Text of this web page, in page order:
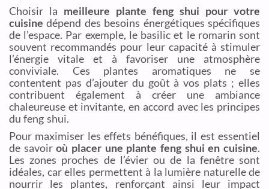
Choisir la meilleure plante feng shui pour votre
cuisine dépend des besoins énergétiques spécifiques
de l’espace. Par exemple, le basilic et le romarin sont
souvent recommandés pour leur capacité à stimuler
l’énergie vitale et à favoriser une atmosphère
conviviale. Ces plantes aromatiques ne se
contentent pas d’ajouter du goût à vos plats ; elles
contribuent également à créer une ambiance
chaleureuse et invitante, en accord avec les principes
du feng shui.
Pour maximiser les effets bénéfiques, il est essentiel
de savoiroù placer une plante feng shui en cuisine.
Les zones proches de l’évier ou de la fenêtre sont
idéales, car elles permettent à la lumière naturelle de
nourrir les plantes, renforçant ainsi leur impact